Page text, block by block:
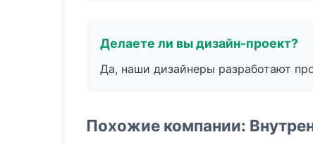
Делаете ли вы дизайн-проект?
Да, наши дизайнеры разработают
Похожие компании: